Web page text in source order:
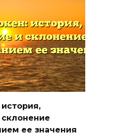
ее значения